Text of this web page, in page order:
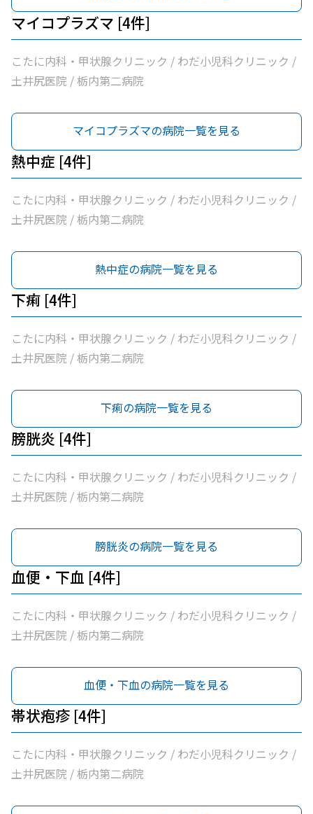
マイコプラズマ [4件]
こたに内科・甲状腺クリニック / わだ小児科クリニック /
土井尻医院 / 栃内第二病院
マイコプラズマの病院一覧を見る
熱中症 [4件]
こたに内科・甲状腺クリニック / わだ小児科クリニック /
土井尻医院 / 栃内第二病院
熱中症の病院一覧を見る
下痢 [4件]
こたに内科・甲状腺クリニック / わだ小児科クリニック /
土井尻医院 / 栃内第二病院
下痢の病院一覧を見る
膀胱炎 [4件]
こたに内科・甲状腺クリニック / わだ小児科クリニック /
土井尻医院 / 栃内第二病院
膀胱炎の病院一覧を見る
血便・下血 [4件]
こたに内科・甲状腺クリニック / わだ小児科クリニック /
土井尻医院 / 栃内第二病院
血便・下血の病院一覧を見る
帯状疱疹 [4件]
こたに内科・甲状腺クリニック / わだ小児科クリニック /
土井尻医院 / 栃内第二病院